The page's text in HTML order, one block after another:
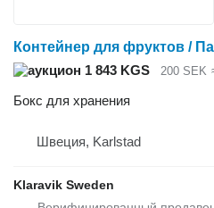
Контейнер для фруктов /
1 843 KGS
200 SEK
Бокс для хранения
Швеция, Karlstad
Klaravik Sweden